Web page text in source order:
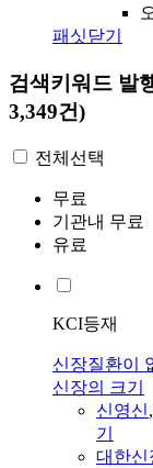
패싯닫기
검색키워드 발
3,349건)
전체선택
무료
기관내 무료
유료
KCI등재
신장질환이
신장의 크기
신영신,
기
대한신